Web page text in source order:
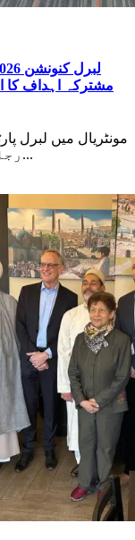
مشترکہ اہداف کا
رجائیت اور نئے عزم سے بھرے ہوئے...